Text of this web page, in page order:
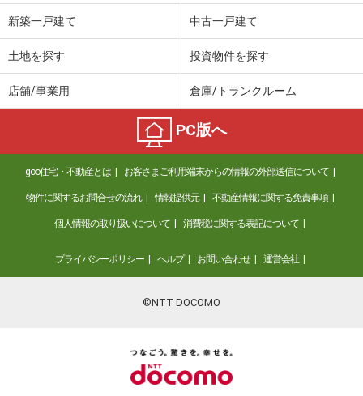
新築一戸建て 中古一戸建て
土地を探す 投資物件を探す
店舗/事業用 倉庫/トランクルーム
PC版へ
goo住宅・不動産とは お客さまご利用端末からの情報の外部送信について
物件に関するお問合せの流れ 情報提供元 不動産情報に関する免責事項
個人情報の取り扱いについて 消費税に関する表記について
プライバシーポリシー ヘルプ お問い合わせ 運営会社
©NTT DOCOMO